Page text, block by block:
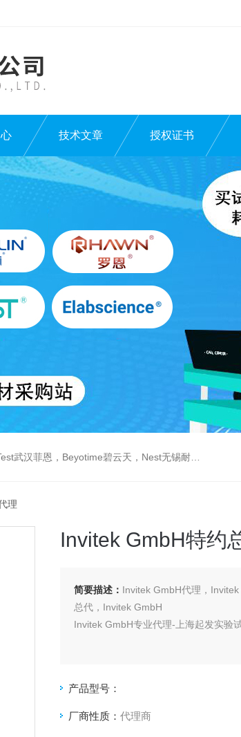
技术文章 授权证书
耐思，Elabscience伊莱瑞特，Macklin麦克林生物，Cobioer科佰生物
理
Invitek GmbH特约
简要描述： Invitek GmbH代理，
总代，Invitek GmbH
Invitek GmbH专业代理-上海起发实验
产品型号：
厂商性质： 代理商